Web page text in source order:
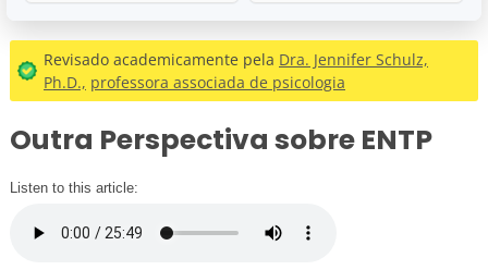
Revisado academicamente pela Dra. Jennifer Schulz,
Ph.D., professora associada de psicologia
Outra Perspectiva sobre ENTP
Listen to this article: